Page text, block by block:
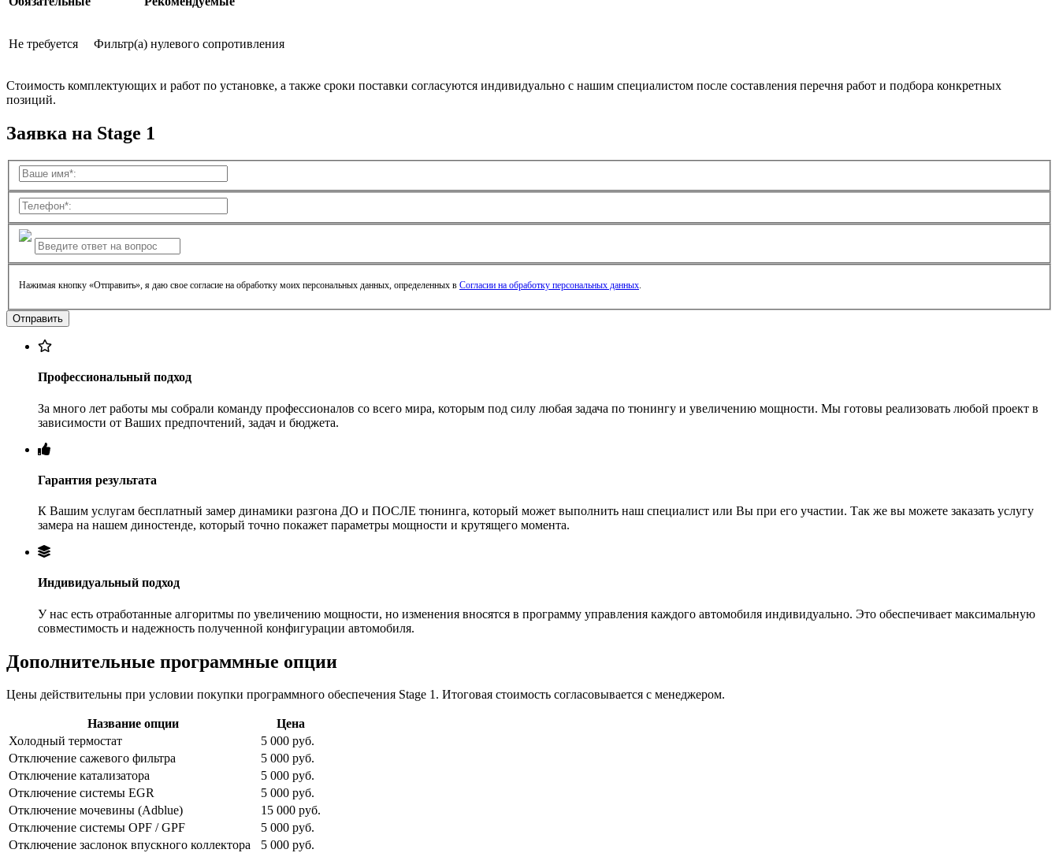
Не требуется Фильтр(а) нулевого сопротивления
Стоимость комплектующих и работ по установке, а также сроки поставки согласуются индивидуально с нашим специалистом после составления перечня работ и подбора конкретных
позиций.
Заявка на Stage 1
Нажимая кнопку «Отправить», я даю свое согласие на обработку моих персональных данных, определенных в Согласии на обработку персональных данных.
Профессиональный подход
За много лет работы мы собрали команду профессионалов со всего мира, которым под силу любая задача по тюнингу и увеличению мощности. Мы готовы реализовать любой проект в
зависимости от Ваших предпочтений, задач и бюджета.
Гарантия результата
К Вашим услугам бесплатный замер динамики разгона ДО и ПОСЛЕ тюнинга, который может выполнить наш специалист или Вы при его участии. Так же вы можете заказать услугу
замера на нашем диностенде, который точно покажет параметры мощности и крутящего момента.
Индивидуальный подход
У нас есть отработанные алгоритмы по увеличению мощности, но изменения вносятся в программу управления каждого автомобиля индивидуально. Это обеспечивает максимальную
совместимость и надежность полученной конфигурации автомобиля.
Дополнительные программные опции
Цены действительны при условии покупки программного обеспечения Stage 1. Итоговая стоимость согласовывается с менеджером.
Название опции
Цена
Холодный термостат
5 000 руб.
Отключение сажевого фильтра
5 000 руб.
Отключение катализатора
5 000 руб.
Отключение системы EGR
5 000 руб.
Отключение мочевины (Adblue)
15 000 руб.
Отключение системы OPF / GPF
5 000 руб.
Отключение заслонок впускного коллектора
5 000 руб.